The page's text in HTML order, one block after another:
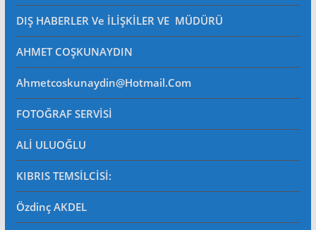
DIŞ HABERLER Ve İLİŞKİLER VE MÜDÜRÜ
AHMET COŞKUNAYDIN
Ahmetcoskunaydin@hotmail.com
FOTOĞRAF SERVİSİ
ALİ ULUOĞLU
KIBRIS TEMSİLCİSİ:
Özdinç AKDEL